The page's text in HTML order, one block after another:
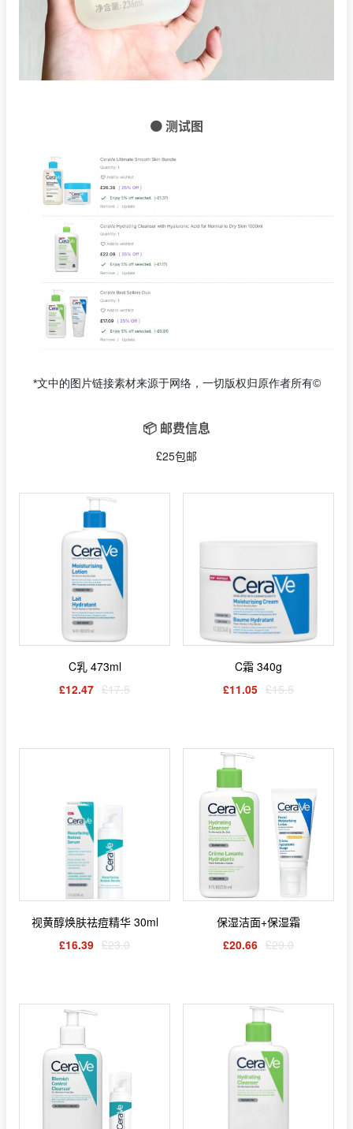
🟠 测试图
*文中的图片链接素材来源于网络，一切版权归原作者所有©
📦 邮费信息
£25包邮
C乳 473ml
£12.47 £17.5
C霜 340g
£11.05 £15.5
视黄醇焕肤祛痘精华 30ml
£16.39 £23.0
保湿洁面+保湿霜
£20.66 £29.0